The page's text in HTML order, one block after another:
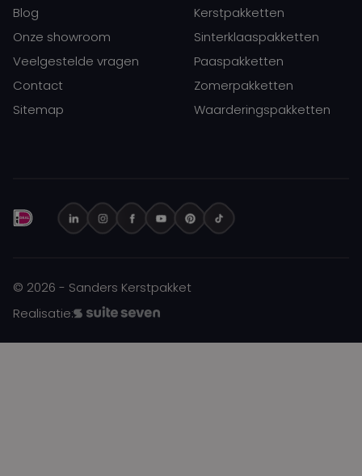
Blog
Onze showroom
Veelgestelde vragen
Contact
Sitemap
Kerstpakketten
Sinterklaaspakketten
Paaspakketten
Zomerpakketten
Waarderingspakketten
© 2026 - Sanders Kerstpakket
Realisatie: